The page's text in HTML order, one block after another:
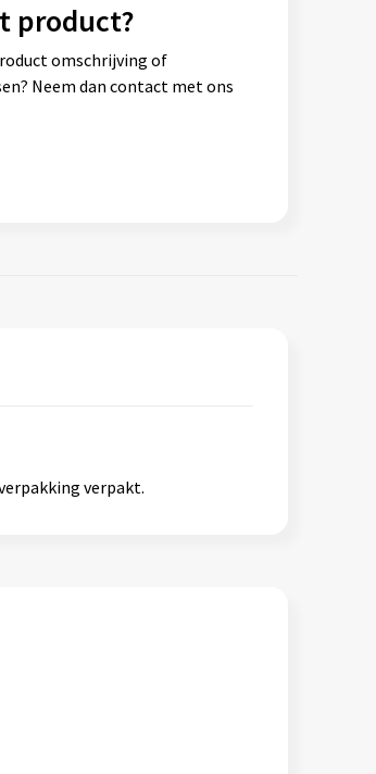
product?
omschrijving of
Neem dan contact met ons
verpakt.